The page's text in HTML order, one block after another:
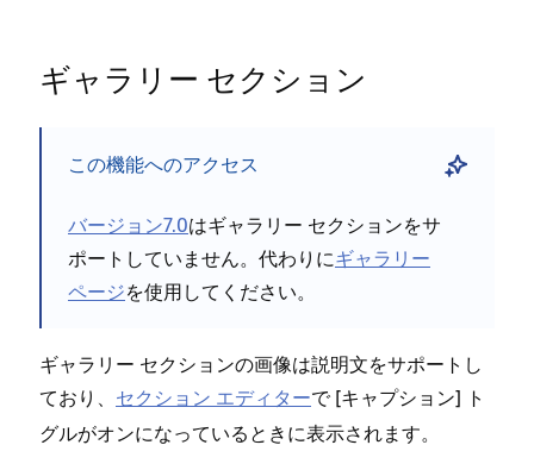
ギ⁠ャラリ⁠ー セクシ⁠ョン
この機能へのアクセス
バ⁠ージ⁠ョン7⁠.0はギ⁠ャラリ⁠ー セクシ⁠ョンをサ
ポ⁠ートしていません⁠。代わりにギ⁠ャラリ⁠ー
ペ⁠ージを使用してください⁠。
ギ⁠ャラリ⁠ー セクシ⁠ョンの画像は説明文をサポ⁠ートし
ており⁠、 セクシ⁠ョン エデ⁠ィタ⁠ーで [⁠キ⁠ャプシ⁠ョン⁠] ト
グルがオンにな⁠っているときに表示されます⁠。